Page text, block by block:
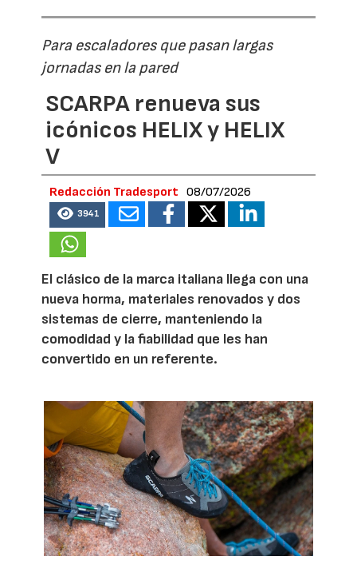
Para escaladores que pasan largas
jornadas en la pared
SCARPA renueva sus
icónicos HELIX y HELIX
V
Redacción Tradesport 08/07/2026
3941
El clásico de la marca italiana llega con una
nueva horma, materiales renovados y dos
sistemas de cierre, manteniendo la
comodidad y la fiabilidad que les han
convertido en un referente.